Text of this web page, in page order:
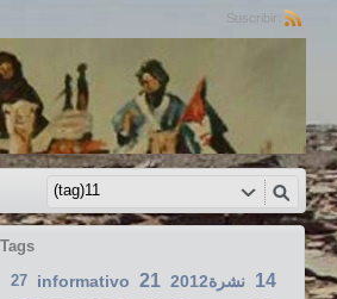
Suscribir:
27 informativo 21 2012نشرة 14